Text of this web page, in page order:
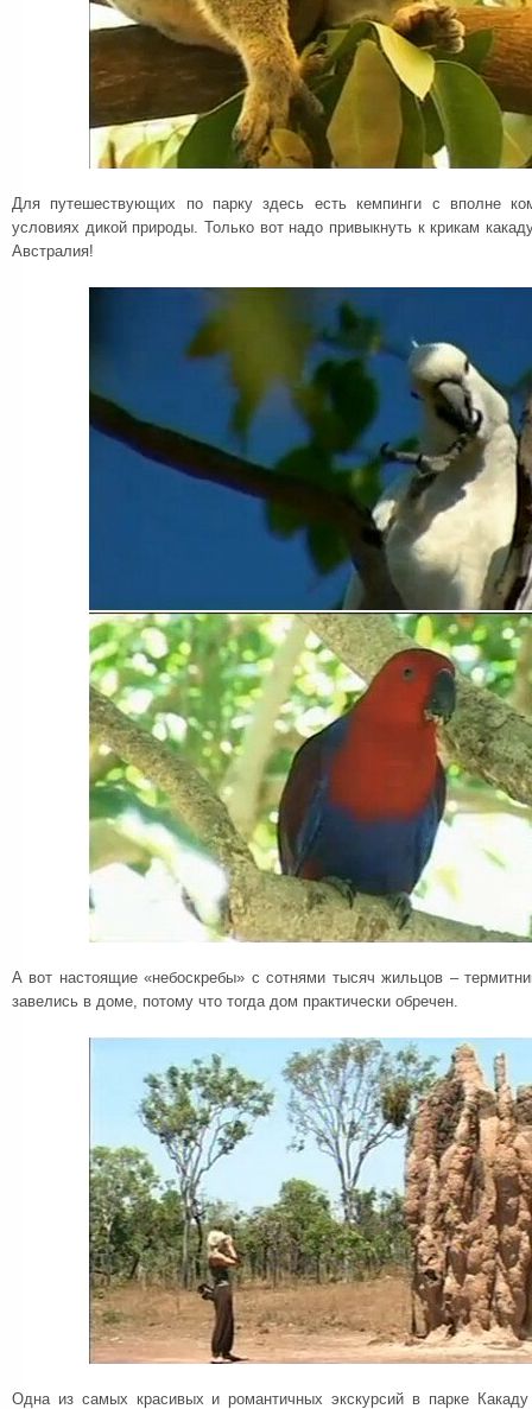
Для путешествующих по парку здесь есть кемпинги с вполне
условиях дикой природы. Только вот надо привыкнуть к крикам
Австралия!
А вот настоящие «небоскребы» с сотнями тысяч жильцов –
завелись в доме, потому что тогда дом практически обречен.
Одна из самых красивых и романтичных экскурсий в парке